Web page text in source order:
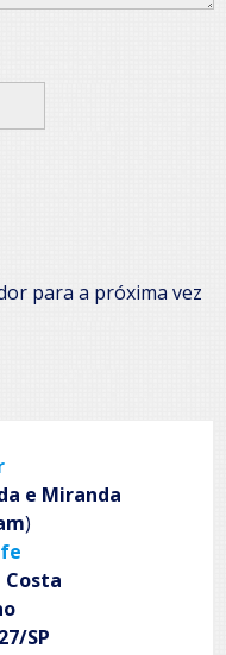
para a próxima vez
e Miranda
)
Costa
SP